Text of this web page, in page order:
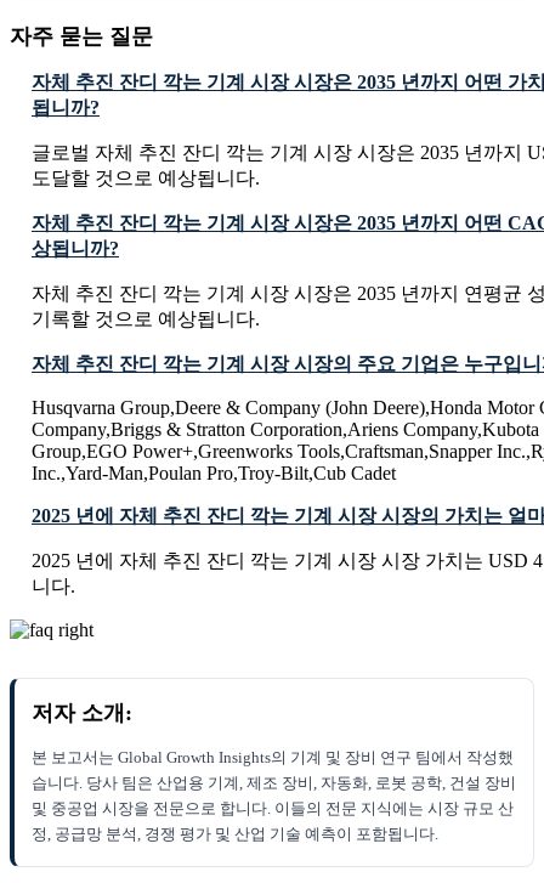
자주 묻는 질문
자체 추진 잔디 깍는 기계 시장 시장은 2035 년까지 어떤 가
됩니까?
글로벌 자체 추진 잔디 깍는 기계 시장 시장은 2035 년까지
도달할 것으로 예상됩니다.
자체 추진 잔디 깍는 기계 시장 시장은 2035 년까지 어떤
상됩니까?
자체 추진 잔디 깍는 기계 시장 시장은 2035 년까지 연평균
기록할 것으로 예상됩니다.
자체 추진 잔디 깍는 기계 시장 시장의 주요 기업은 누구입
Husqvarna Group,Deere & Company (John Deere),Honda Motor
Company,Briggs & Stratton Corporation,Ariens
Group,EGO Power+,Greenworks Tools,Craftsman,Snapper
Inc.,Yard-Man,Poulan Pro,Troy-Bilt,Cub Cadet
2025 년에 자체 추진 잔디 깍는 기계 시장 시장의 가치는 얼
2025 년에 자체 추진 잔디 깍는 기계 시장 시장 가치는 USD
니다.
저자 소개:
본 보고서는 Global Growth Insights의 기계 및 장비 연구 팀에서 작성했
습니다. 당사 팀은 산업용 기계, 제조 장비, 자동화, 로봇 공학, 건설 장비
및 중공업 시장을 전문으로 합니다. 이들의 전문 지식에는 시장 규모 산
정, 공급망 분석, 경쟁 평가 및 산업 기술 예측이 포함됩니다.